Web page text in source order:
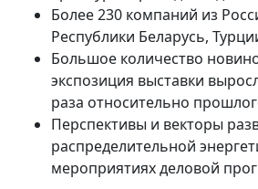
Более 230 компаний из
Республики Беларусь,
Большое количество
экспозиция выставки
раза относительно
Перспективы и векторы
распределительной
мероприятиях деловой